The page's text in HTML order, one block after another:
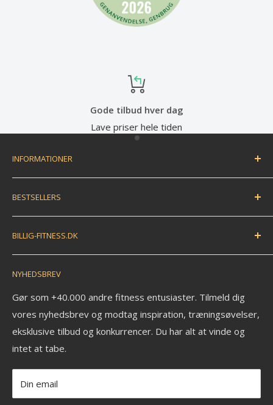
Gode tilbud hver dag
Lave priser hele tiden
NYHEDSBREV
Gør som +40.000 andre fitness entusiaster. Tilmeld dig
vores nyhedsbrev og modtag inspiration, træningsøvelser,
eksklusive tilbud og konkurrencer. Du har alt at vinde og
intet at tabe.
Din email
INFORMATIONER
Handelsbetingelser
Fortryd dit køb / bestil returlabel
FAQ
EAN betaling
Anmeldelser
Kontakt
Om os
Ledige stillinger
Fitness blog
Blog om styrketræning
Privatlivspolitik
Refusionspolitik
BESTSELLERS
Træningsmåtte
Træningsbold
Træningselastik
Håndvægte
Pull up bar
Kettlebell
Aerobic vægtstang sæt
Vægtstang
Vægtskive
BILLIG-FITNESS.DK
N.K. Import APS
Savværksvej 3
6360 Tinglev
CVR: 33772580
_______________________
Mail: info@billig-fitness.dk